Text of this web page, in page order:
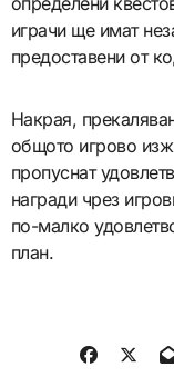
играчи ще имат
предоставени от
Накрая,
общото игрово
пропуснат
награди чрез
по-малко
план.